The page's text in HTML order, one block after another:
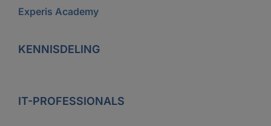
Experis Academy
KENNISDELING
IT-PROFESSIONALS